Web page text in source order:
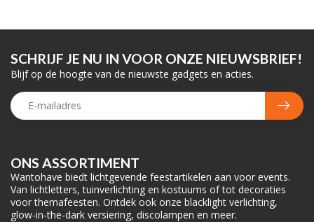
ONS ASSORTIMENT
Wantohave biedt lichtgevende feestartikelen aan voor events.
Van lichtletters, tuinverlichting en kostuums of tot decoraties
voor themafeesten. Ontdek ook onze blacklight verlichting,
glow-in-the-dark versiering, discolampen en meer.
SCHRIJF JE NU IN VOOR ONZE NIEUWSBRIEF!
Blijf op de hoogte van de nieuwste gadgets en acties.